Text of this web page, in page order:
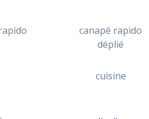
canapé rapido
déplié
cuisine